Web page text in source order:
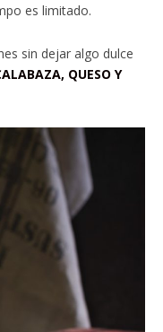
es limitado.
sin dejar algo dulce
QUESO Y